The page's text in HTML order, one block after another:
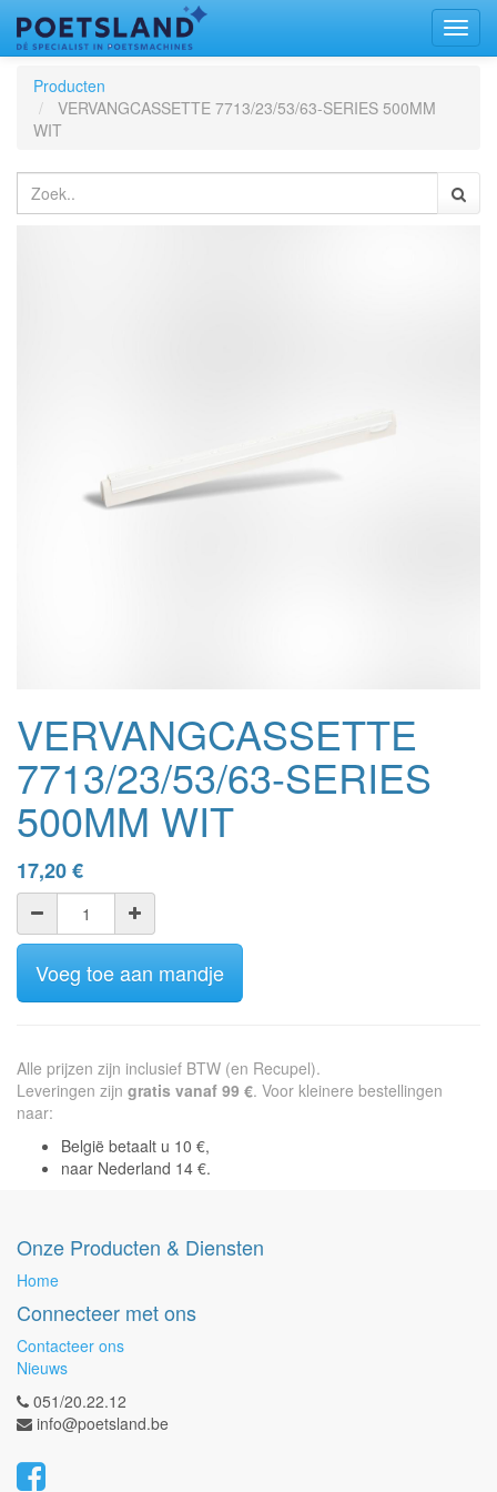
Producten
VERVANGCASSETTE 7713/23/53/63-SERIES 500MM
WIT
VERVANGCASSETTE
7713/23/53/63-SERIES
500MM WIT
17,20€
Voeg toe aan mandje
Alle prijzen zijn inclusief BTW (en Recupel).
Leveringen zijn gratis vanaf 99 €. Voor kleinere bestellingen
naar:
België betaalt u 10 €,
naar Nederland 14 €.
Onze Producten & Diensten
Home
Connecteer met ons
Contacteer ons
Nieuws
051/20.22.12
info@poetsland.be